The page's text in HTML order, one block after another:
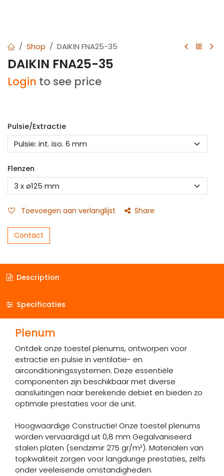
Shop DAIKIN FNA25-35
DAIKIN FNA25-35
Login to see price
Pulsie/Extractie
Flenzen
Toevoegen aan verlanglijst Share
Contact
Description
Specificaties
Plenum
Ontdek onze toestel plenums, ontworpen voor
extractie en pulsie in ventilatie- en
airconditioningssystemen. Deze essentiële
componenten zijn beschikbaar met diverse
aansluitingen naar berekende debiet en bieden zo
optimale prestaties voor de unit.
Hoogwaardige Constructie! Onze toestel plenums
worden vervaardigd uit 0,8 mm Gegalvaniseerd
stalen platen (sendzimir 275 gr/m²). Materialen van
topkwaliteit zorgen voor langdurige prestaties, zelfs
onder veeleisende omstandigheden.